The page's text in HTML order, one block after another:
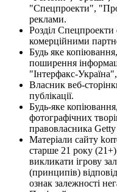
"Спецпроекти",
реклами.
Розділ Спецпроекти
комерційними
Будь яке
поширення
"Інтерфакс-
Власник веб-
публікації.
Будь-яке
фотографічних
правовласника Getty
Матеріали сайту
старше 21 року
викликати ігрову
(принципів)
ознак залежності